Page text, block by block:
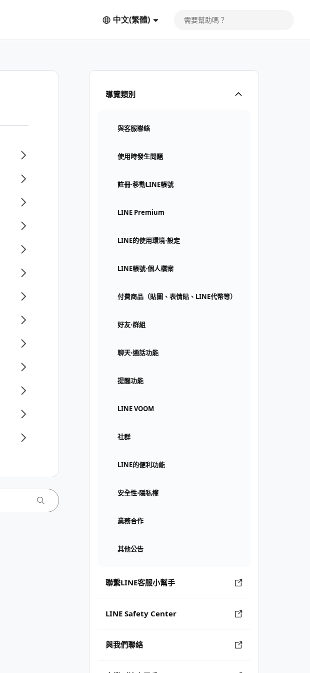
中文(繁體)
導覽類別
與客服聯絡
使用時發生問題
註冊⋅移動LINE帳號
LINE Premium
LINE的使用環境⋅設定
LINE帳號⋅個人檔案
付費商品（貼圖、表情貼、LINE代幣等）
好友⋅群組
聊天⋅通話功能
提醒功能
LINE VOOM
社群
LINE的便利功能
安全性⋅隱私權
業務合作
其他公告
聯繫LINE客服小幫手
LINE Safety Center
與我們聯絡